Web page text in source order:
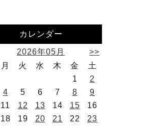
カレンダー
2026年05月
>>
月 火 水 木 金
土
1
2
4 5 6 7 8
9
11 12 13 14 15
16
18 19 20 21 22
23